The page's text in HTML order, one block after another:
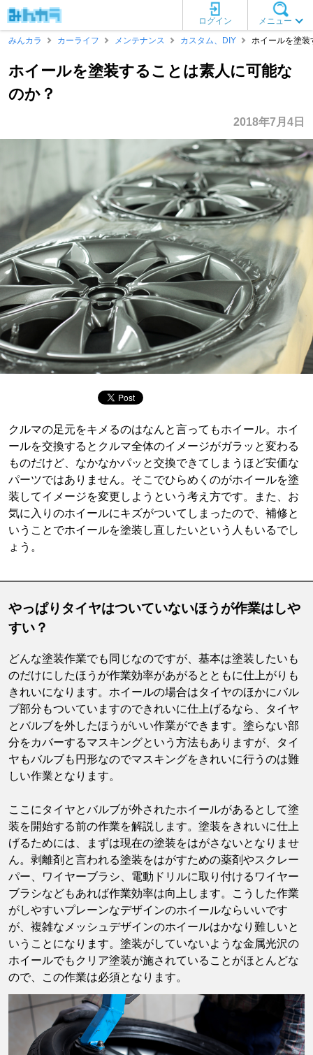
メニュー
ログイン
みんカラ
カーライフ メンテナンス カスタム、DIY ホイールを塗装
ホイールを塗装することは素人に可能な
のか？
2018年7月4日
クルマの足元をキメるのはなんと言ってもホイール。ホイ
ールを交換するとクルマ全体のイメージがガラッと変わる
ものだけど、なかなかパッと交換できてしまうほど安価な
パーツではありません。そこでひらめくのがホイールを塗
装してイメージを変更しようという考え方です。また、お
気に入りのホイールにキズがついてしまったので、補修と
いうことでホイールを塗装し直したいという人もいるでし
ょう。
やっぱりタイヤはついていないほうが作業はしや
すい？
どんな塗装作業でも同じなのですが、基本は塗装したいも
のだけにしたほうが作業効率があがるとともに仕上がりも
きれいになります。ホイールの場合はタイヤのほかにバル
ブ部分もついていますのできれいに仕上げるなら、タイヤ
とバルブを外したほうがいい作業ができます。塗らない部
分をカバーするマスキングという方法もありますが、タイ
ヤもバルブも円形なのでマスキングをきれいに行うのは難
しい作業となります。
ここにタイヤとバルブが外されたホイールがあるとして塗
装を開始する前の作業を解説します。塗装をきれいに仕上
げるためには、まずは現在の塗装をはがさないとなりませ
ん。剥離剤と言われる塗装をはがすための薬剤やスクレー
パー、ワイヤーブラシ、電動ドリルに取り付けるワイヤー
ブラシなどもあれば作業効率は向上します。こうした作業
がしやすいプレーンなデザインのホイールならいいです
が、複雑なメッシュデザインのホイールはかなり難しいと
いうことになります。塗装がしていないような金属光沢の
ホイールでもクリア塗装が施されていることがほとんどな
ので、この作業は必須となります。